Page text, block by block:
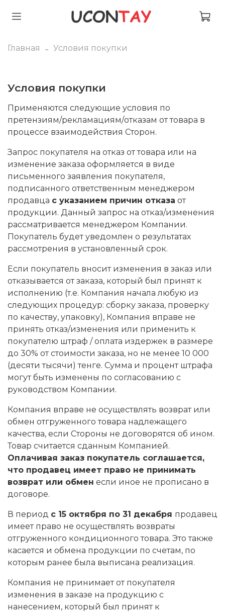
Главная Условия покупки
Условия покупки
Применяются следующие условия по
претензиям/рекламациям/отказам от товара в
процессе взаимодействия Сторон.
Запрос покупателя на отказ от товара или на
изменение заказа оформляется в виде
письменного заявления покупателя,
подписанного ответственным менеджером
продавца с указанием причин отказа от
продукции. Данный запрос на отказ/изменения
рассматривается менеджером Компании.
Покупатель будет уведомлен о результатах
рассмотрения в установленный срок.
Если покупатель вносит изменения в заказ или
отказывается от заказа, который был принят к
исполнению (т.е. Компания начала любую из
следующих процедур: сборку заказа, проверку
по качеству, упаковку), Компания вправе не
принять отказ/изменения или применить к
покупателю штраф / оплата издержек в размере
до 30% от стоимости заказа, но не менее 10 000
(десяти тысячи) тенге. Сумма и процент штрафа
могут быть изменены по согласованию с
руководством Компании.
Компания вправе не осуществлять возврат или
обмен отгруженного товара надлежащего
качества, если Стороны не договорятся об ином.
Товар считается сданным Компанией.
Оплачивая заказ покупатель соглашается,
что продавец имеет право не принимать
возврат или обмен если иное не прописано в
договоре.
В период с 15 октября по 31 декабря продавец
имеет право не осуществлять возвраты
отгруженного кондиционного товара. Это также
касается и обмена продукции по счетам, по
которым ранее была выписана реализация.
Компания не принимает от покупателя
изменения в заказе на продукцию с
нанесением, который был принят к